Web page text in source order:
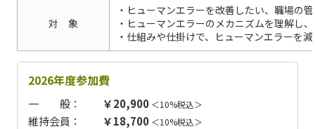
対 象
・ヒューマンエラーを改善したい、職場の
・ヒューマンエラーのメカニズムを理解し
・仕組みや仕掛けで、ヒューマンエラーを
2026年度参加費
一 般： ￥20,900 ＜10%税込＞
維持会員： ￥18,700 ＜10%税込＞